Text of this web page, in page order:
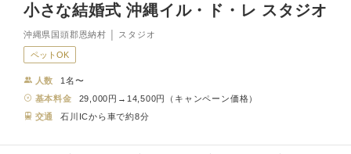
小さな結婚式 沖縄イル・ド・レ スタジオ
沖縄県国頭郡恩納村 │ スタジオ
ペットOK
人数
1名〜
基本料金
29,000円→14,500円（キャンペーン価格）
交通
石川ICから車で約8分